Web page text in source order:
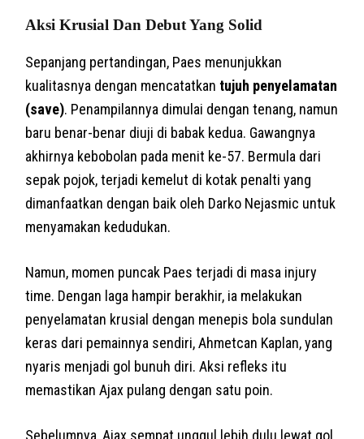
Aksi Krusial Dan Debut Yang Solid
Sepanjang pertandingan, Paes menunjukkan
kualitasnya dengan mencatatkantujuh penyelamatan
(save). Penampilannya dimulai dengan tenang, namun
baru benar-benar diuji di babak kedua. Gawangnya
akhirnya kebobolan pada menit ke-57. Bermula dari
sepak pojok, terjadi kemelut di kotak penalti yang
dimanfaatkan dengan baik oleh Darko Nejasmic untuk
menyamakan kedudukan.
Namun, momen puncak Paes terjadi di masa injury
time. Dengan laga hampir berakhir, ia melakukan
penyelamatan krusial dengan menepis bola sundulan
keras dari pemainnya sendiri, Ahmetcan Kaplan, yang
nyaris menjadi gol bunuh diri. Aksi refleks itu
memastikan Ajax pulang dengan satu poin.
Sebelumnya, Ajax sempat unggul lebih dulu lewat gol